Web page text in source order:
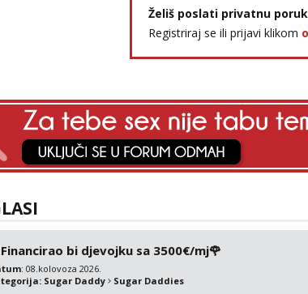
Želiš poslati privatnu
Registriraj se ili prijavi klikom
bi djevojku sa 3500€/mj🌹
: 08.kolovoza 2026.
Sugar Daddy Sugar Daddies